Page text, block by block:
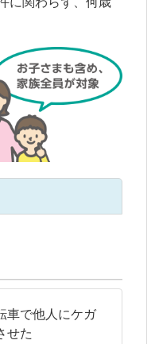
車で他人にケガ
せた